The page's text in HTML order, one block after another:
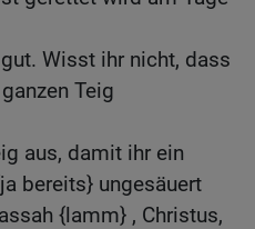
Wisst ihr nicht, dass
Teig
aus, damit ihr ein
bereits} ungesäuert
{lamm} , Christus,